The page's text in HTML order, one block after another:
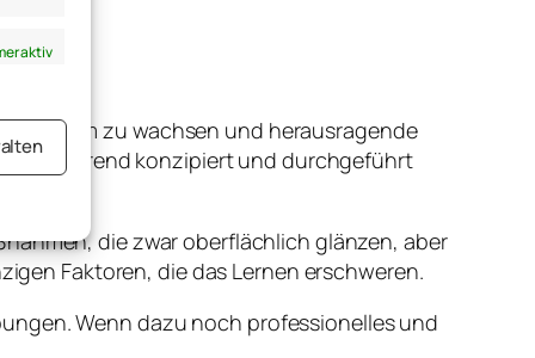
aktiv
um zu wachsen und herausragende
zielführend konzipiert und durchgeführt
die zwar oberflächlich glänzen, aber
Faktoren, die das Lernen erschweren.
Wenn dazu noch professionelles und